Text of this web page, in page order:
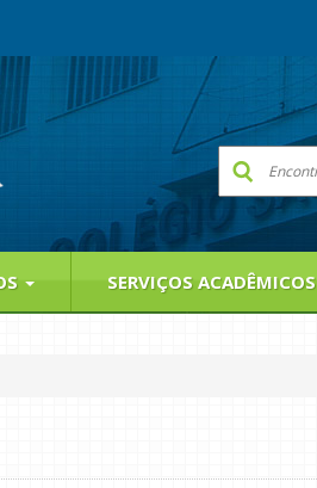
SERVIÇOS ACADÊMICOS